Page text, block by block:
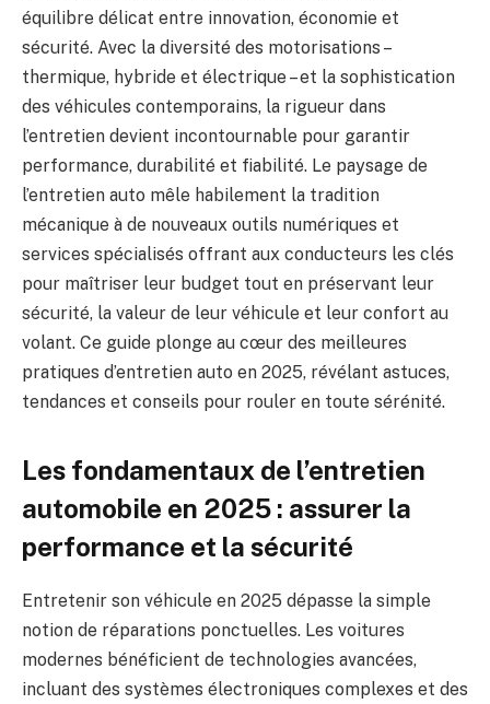
équilibre délicat entre innovation, économie et
sécurité. Avec la diversité des motorisations –
thermique, hybride et électrique – et la sophistication
des véhicules contemporains, la rigueur dans
l’entretien devient incontournable pour garantir
performance, durabilité et fiabilité. Le paysage de
l’entretien auto mêle habilement la tradition
mécanique à de nouveaux outils numériques et
services spécialisés offrant aux conducteurs les clés
pour maîtriser leur budget tout en préservant leur
sécurité, la valeur de leur véhicule et leur confort au
volant. Ce guide plonge au cœur des meilleures
pratiques d’entretien auto en 2025, révélant astuces,
tendances et conseils pour rouler en toute sérénité.
Les fondamentaux de l’entretien
automobile en 2025 : assurer la
performance et la sécurité
Entretenir son véhicule en 2025 dépasse la simple
notion de réparations ponctuelles. Les voitures
modernes bénéficient de technologies avancées,
incluant des systèmes électroniques complexes et des